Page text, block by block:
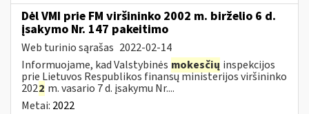
Dėl VMI prie FM viršininko 2002 m. birželio 6 d.
įsakymo Nr. 147 pakeitimo
Web turinio sąrašas 2022-02-14
Informuojame, kad Valstybinės mokesčių inspekcijos
prie Lietuvos Respublikos finansų ministerijos viršininko
2022 m. vasario 7 d. įsakymu Nr....
Metai: 2022